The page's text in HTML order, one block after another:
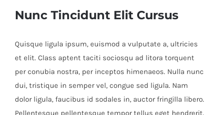
Nunc Tincidunt Elit Cursus
Quisque ligula ipsum, euismod a vulputate a, ultricies
et elit. Class aptent taciti sociosqu ad litora torquent
per conubia nostra, per inceptos himenaeos. Nulla nunc
dui, tristique in semper vel, congue sed ligula. Nam
dolor ligula, faucibus id sodales in, auctor fringilla libero.
Pellentesque pellentesque tempor tellus eget hendrerit.